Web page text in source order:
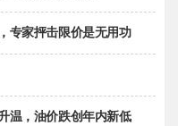
专家抨击限价是无用功
温，油价跌创年内新低